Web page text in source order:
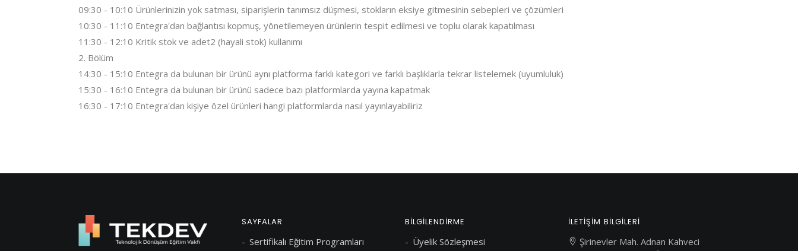
09:30 - 10:10 Ürünlerinizin yok satması, siparişlerin tanımsız düşmesi, stokların eksiye gitmesinin sebepleri ve çözümleri
10:30 - 11:10 Entegra'dan bağlantısı kopmuş, yönetilemeyen ürünlerin tespit edilmesi ve toplu olarak kapatılması
11:30 - 12:10 Kritik stok ve adet2 (hayali stok) kullanımı
2. Bölüm
14:30 - 15:10 Entegra da bulunan bir ürünü aynı platforma farklı kategori ve farklı başlıklarla tekrar listelemek (uyumluluk)
15:30 - 16:10 Entegra da bulunan bir ürünü sadece bazı platformlarda yayına kapatmak
16:30 - 17:10 Entegra'dan kişiye özel ürünleri hangi platformlarda nasıl yayınlayabiliriz
SAYFALAR
Sertifikalı Eğitim Programları
BİLGİLENDİRME
Üyelik Sözleşmesi
İLETİŞİM BİLGİLERİ
Şirinevler Mah. Adnan Kahveci